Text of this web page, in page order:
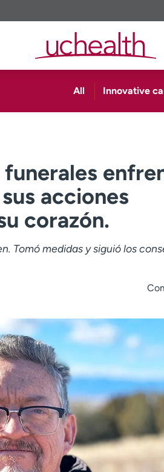
All Innovative
acciones
corazón.
Tomó medidas y siguió los